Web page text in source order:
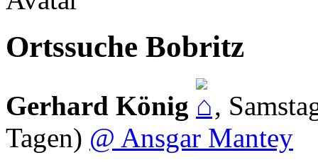
Ortssuche Bobritz
Gerhard König ,
Tagen) @ Ansgar Mantey